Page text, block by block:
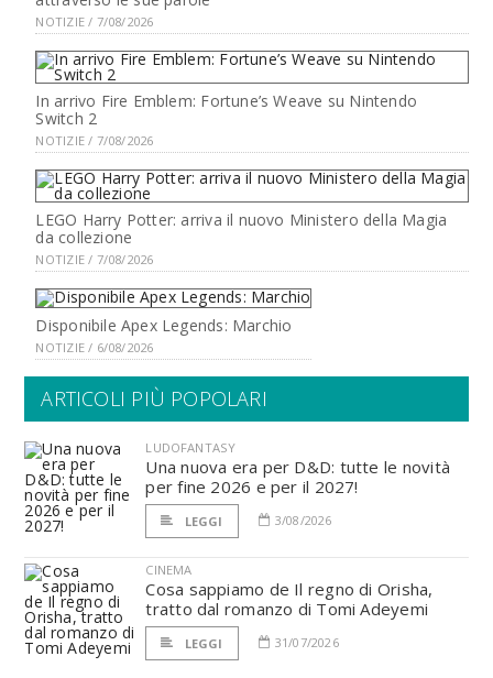
NOTIZIE / 7/08/2026
In arrivo Fire Emblem: Fortune’s Weave su Nintendo
Switch 2
NOTIZIE / 7/08/2026
LEGO Harry Potter: arriva il nuovo Ministero della Magia
da collezione
NOTIZIE / 7/08/2026
Disponibile Apex Legends: Marchio
NOTIZIE / 6/08/2026
ARTICOLI PIÙ POPOLARI
LUDOFANTASY
Una nuova era per D&D: tutte le novità
per fine 2026 e per il 2027!
LEGGI 3/08/2026
CINEMA
Cosa sappiamo de Il regno di Orisha,
tratto dal romanzo di Tomi Adeyemi
LEGGI 31/07/2026